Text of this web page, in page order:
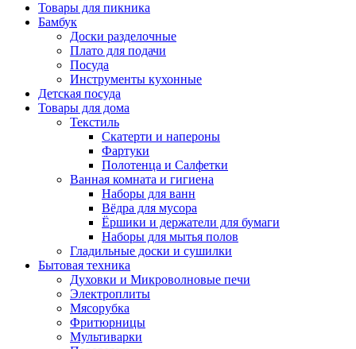
Товары для пикника
Бамбук
Доски разделочные
Плато для подачи
Посуда
Инструменты кухонные
Детская посуда
Товары для дома
Текстиль
Скатерти и напероны
Фартуки
Полотенца и Салфетки
Ванная комната и гигиена
Наборы для ванн
Вёдра для мусора
Ёршики и держатели для бумаги
Наборы для мытья полов
Гладильные доски и сушилки
Бытовая техника
Духовки и Микроволновые печи
Электроплиты
Мясорубка
Фритюрницы
Мультиварки